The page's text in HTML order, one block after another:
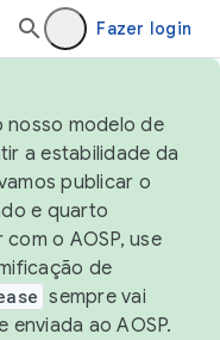
Fazer login
nosso modelo de
a estabilidade da
publicar o
e quarto
o AOSP, use
de
sempre vai
ao AOSP.